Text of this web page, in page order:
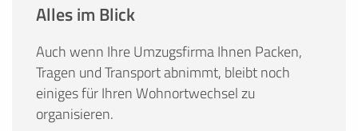
Alles im Blick
Auch wenn Ihre Umzugsfirma Ihnen Packen,
Tragen und Transport abnimmt, bleibt noch
einiges für Ihren Wohnortwechsel zu
organisieren.